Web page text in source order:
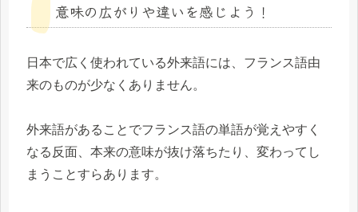
意味の広がりや違いを感じよう！
日本で広く使われている外来語には、フランス語由
来のものが少なくありません。
外来語があることでフランス語の単語が覚えやすく
なる反面、本来の意味が抜け落ちたり、変わってし
まうことすらあります。